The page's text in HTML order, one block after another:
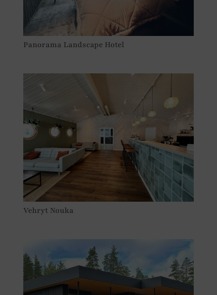
Panorama Landscape Hotel
Vehryt Nouka